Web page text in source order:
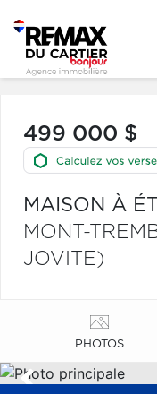
499 000 $
MAISON À
MONT-
JOVITE)
PHOTOS